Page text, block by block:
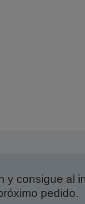
y consigue al
pedido.